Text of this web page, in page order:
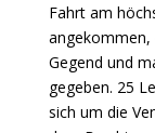
Fahrt am
angekommen,
Gegend und
gegeben. 25
sich um die